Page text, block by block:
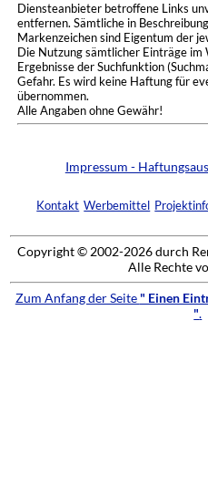
Diensteanbieter betroffene Links
entfernen. Sämtliche in
Markenzeichen sind Eigentum der
Die Nutzung sämtlicher Einträge im
Ergebnisse der Suchfunktion
Gefahr. Es wird keine Haftung für
übernommen.
Alle Angaben ohne Gewähr!
Impressum -
Kontakt Werbemittel
Copyright © 2002-2026 durch
Alle Rechte
Zum Anfang der Seite " Einen
".